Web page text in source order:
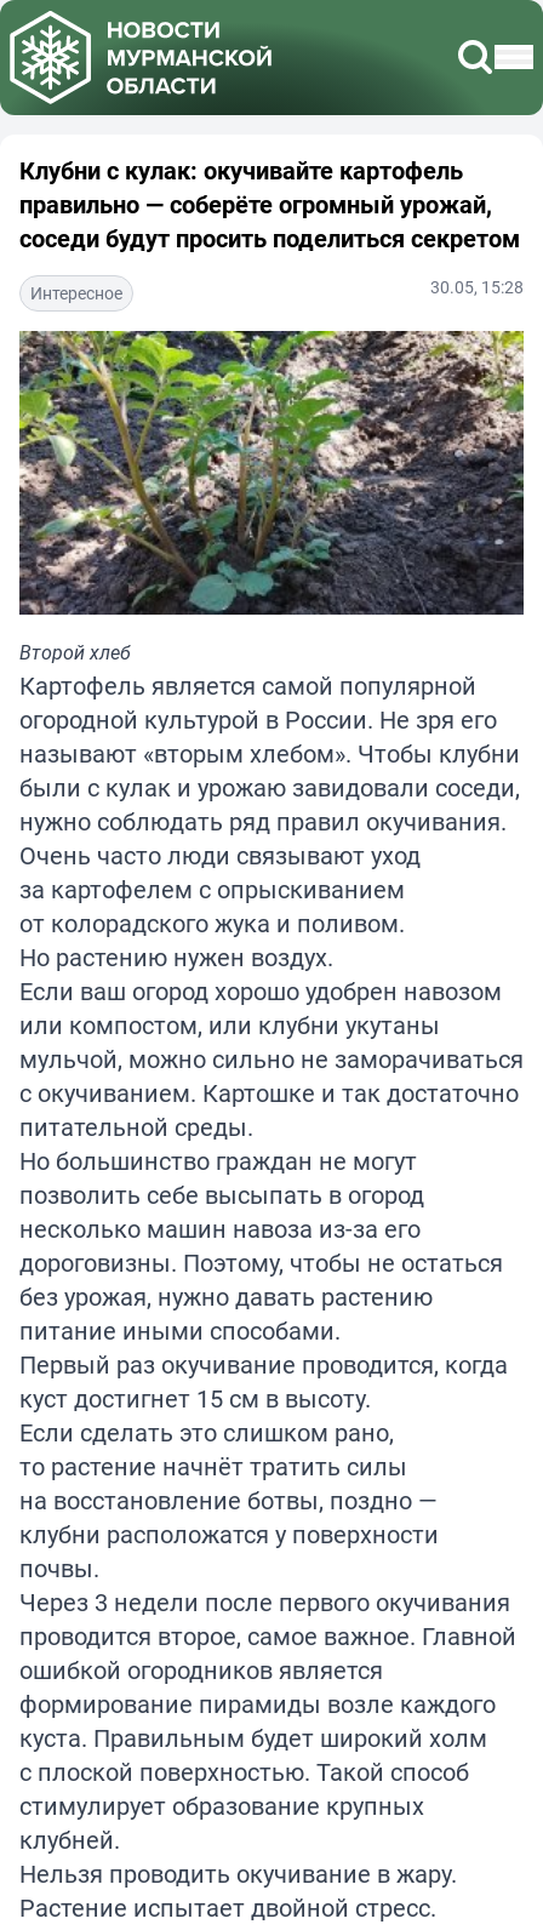
Клубни с кулак: окучивайте картофель
правильно — соберёте огромный урожай,
соседи будут просить поделиться секретом
Интересное 30.05, 15:28
Второй хлеб
Картофель является самой популярной
огородной культурой в России. Не зря его
называют «вторым хлебом». Чтобы клубни
были с кулак и урожаю завидовали соседи,
нужно соблюдать ряд правил окучивания.
Очень часто люди связывают уход
за картофелем с опрыскиванием
от колорадского жука и поливом.
Но растению нужен воздух.
Если ваш огород хорошо удобрен навозом
или компостом, или клубни укутаны
мульчой, можно сильно не заморачиваться
с окучиванием. Картошке и так достаточно
питательной среды.
Но большинство граждан не могут
позволить себе высыпать в огород
несколько машин навоза из-за его
дороговизны. Поэтому, чтобы не остаться
без урожая, нужно давать растению
питание иными способами.
Первый раз окучивание проводится, когда
куст достигнет 15 см в высоту.
Если сделать это слишком рано,
то растение начнёт тратить силы
на восстановление ботвы, поздно —
клубни расположатся у поверхности
почвы.
Через 3 недели после первого окучивания
проводится второе, самое важное. Главной
ошибкой огородников является
формирование пирамиды возле каждого
куста. Правильным будет широкий холм
с плоской поверхностью. Такой способ
стимулирует образование крупных
клубней.
Нельзя проводить окучивание в жару.
Растение испытает двойной стресс.